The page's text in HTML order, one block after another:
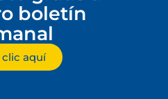
boletín
clic aquí